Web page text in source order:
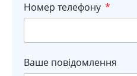
Номер телефону
Ваше повідомлення